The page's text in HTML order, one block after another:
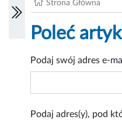
Strona Główna
Poleć
Podaj swój adres e-
Podaj adres(y), pod